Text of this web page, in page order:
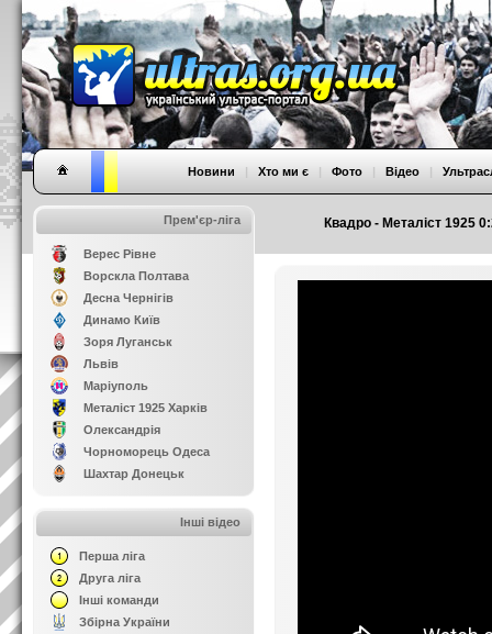
Квадро - Металіст 1925
Новини | Хто ми є | Фото | Відео |
Прем'єр-ліга
Верес Рівне
Ворскла Полтава
Десна Чернігів
Динамо Київ
Зоря Луганськ
Львів
Маріуполь
Металіст 1925 Харків
Олександрія
Чорноморець Одеса
Шахтар Донецьк
Інші відео
Перша ліга
Друга ліга
Інші команди
Збірна України